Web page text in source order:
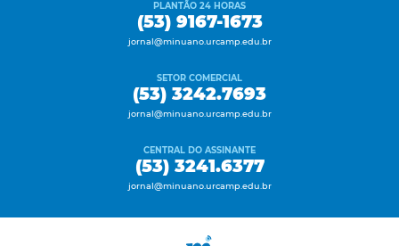
PLANTÃO 24 HORAS
(53) 9167-1673
jornal@minuano.urcamp.edu.br
SETOR COMERCIAL
(53) 3242.7693
jornal@minuano.urcamp.edu.br
CENTRAL DO ASSINANTE
(53) 3241.6377
jornal@minuano.urcamp.edu.br